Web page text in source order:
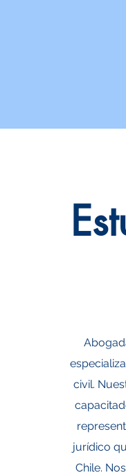
civil.
jurídico
Chile.